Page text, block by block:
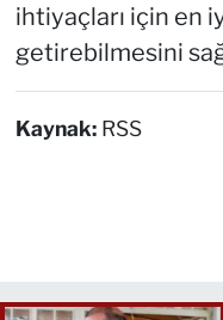
ihtiyaçları için en
getirebilmesini
Kaynak: RSS